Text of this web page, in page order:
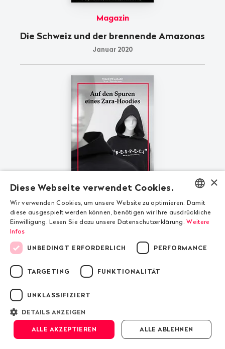
Magazin
Die Schweiz und der brennende Amazonas
Januar 2020
Magazin
Auf den Spuren eines Zara-Hoodies
ENGLISH
DEUTSCH
×
Diese Webseite verwendet Cookies.
Wir verwenden Cookies, um unsere Website zu optimieren. Damit
diese ausgespielt werden können, benötigen wir Ihre ausdrückliche
Einwilligung. Lesen Sie dazu unsere Datenschutzerklärung. Weitere
Infos
UNBEDINGT ERFORDERLICH PERFORMANCE
TARGETING FUNKTIONALITÄT
UNKLASSIFIZIERT
DETAILS ANZEIGEN
ALLE AKZEPTIEREN ALLE ABLEHNEN